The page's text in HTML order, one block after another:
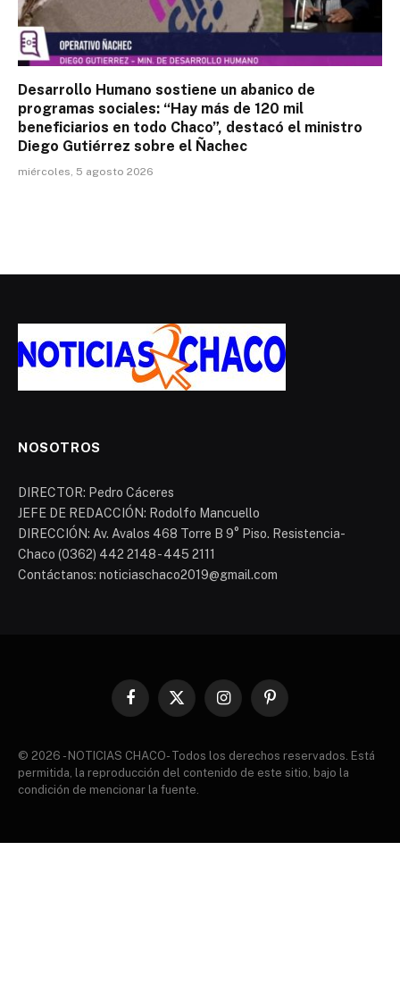
Desarrollo Humano sostiene un abanico de
programas sociales: “Hay más de 120 mil
beneficiarios en todo Chaco”, destacó el ministro
Diego Gutiérrez sobre el Ñachec
miércoles, 5 agosto 2026
NOSOTROS
DIRECTOR: Pedro Cáceres
JEFE DE REDACCIÓN: Rodolfo Mancuello
DIRECCIÓN: Av. Avalos 468 Torre B 9° Piso. Resistencia-
Chaco (0362) 442 2148 - 445 2111
Contáctanos: noticiaschaco2019@gmail.com
Facebook
X
InstagramPinterest
© 2026 - NOTICIAS CHACO- Todos los derechos reservados. Está
permitida, la reproducción del contenido de este sitio, bajo la
condición de mencionar la fuente.